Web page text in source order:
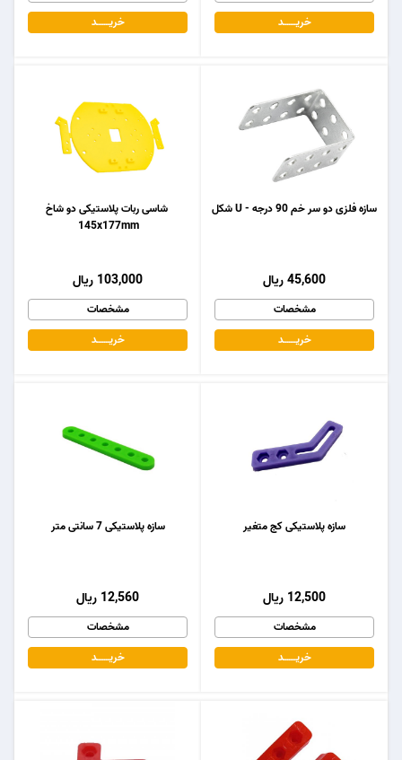
خریـــــــد خریـــــــد
شاسی ربات پلاستیکی دو شاخ
145x177mm
103,000 ریال
مشخصات
خریـــــــد
سازه فلزی دو سر خم 90 درجه - U شکل
45,600 ریال
مشخصات
خریـــــــد
سازه پلاستیکی 7 سانتی متر
12,560 ریال
مشخصات
خریـــــــد
سازه پلاستیکی کج متغیر
12,500 ریال
مشخصات
خریـــــــد